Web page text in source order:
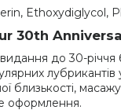
Ethoxydiglycol,
30th
до 30-
лубрикантів
близькості,
оформлення.